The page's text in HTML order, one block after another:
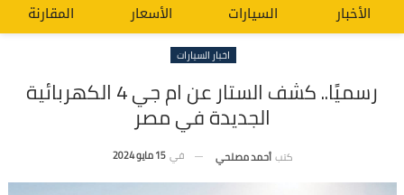
الأخبار السيارات الأسعار المقارنة
اخبار السيارات
رسميًا.. كشف الستار عن ام جي 4 الكهربائية
الجديدة في مصر
كتب أحمد مصلحي في 15 مايو 2024